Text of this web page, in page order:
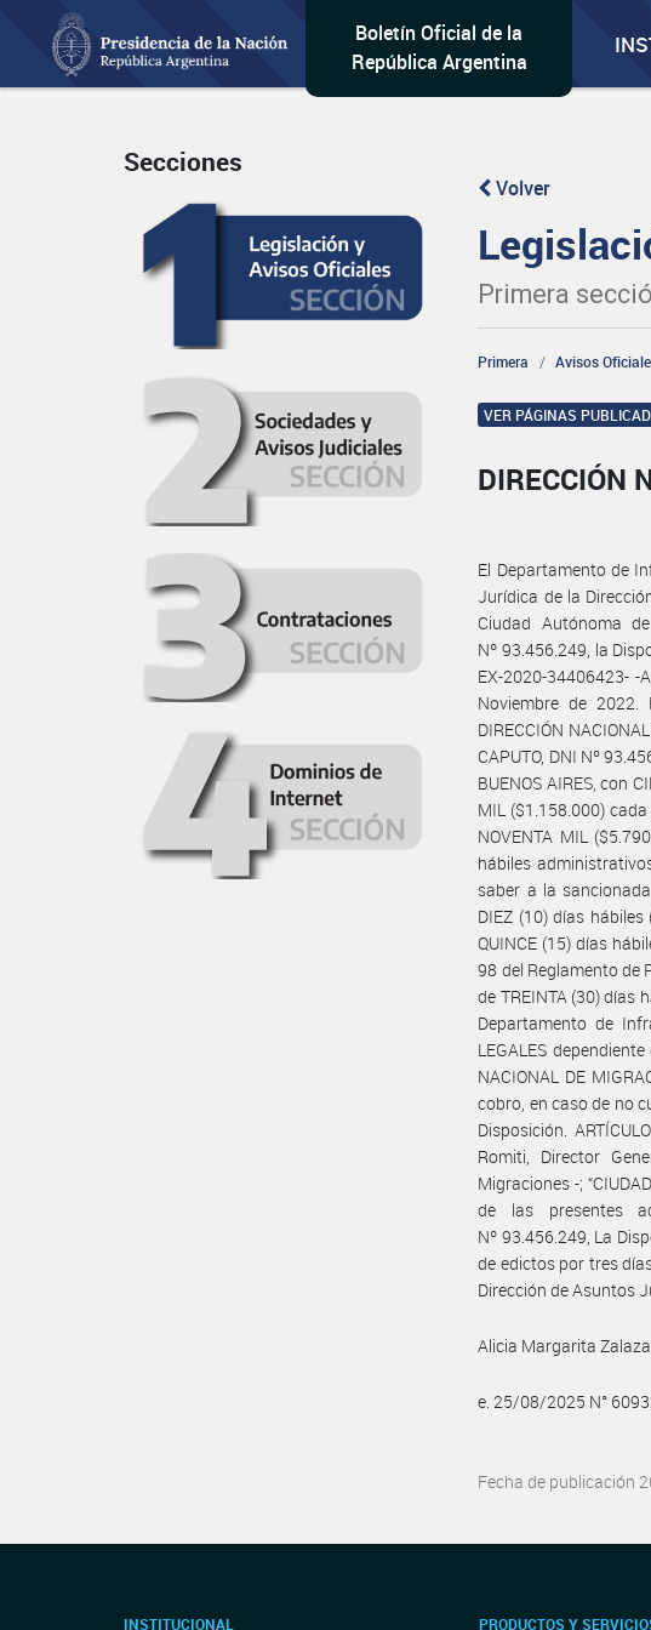
Boletín Oficial de la
República Argentina
Secciones
Volver
Primera
Primera Avisos
VER PÁGINAS
DIRECCIÓN
El Departamento de
Jurídica de la
Ciudad Autónoma
Nº 93.456.249, la
EX-2020-34406423- -
Noviembre de 2022.
DIRECCIÓN
CAPUTO, DNI Nº
BUENOS AIRES, con
MIL ($1.158.000) cada
NOVENTA MIL
hábiles
saber a la
DIEZ (10) días
QUINCE (15) días
98 del Reglamento de
de TREINTA (30) días
Departamento de
LEGALES dependiente
NACIONAL DE
cobro, en caso de no
Disposición.
Romiti, Director
Migraciones -;
de las presentes
Nº 93.456.249, La
de edictos por tres
Dirección de Asuntos
Alicia Margarita
e. 25/08/2025 N°
Fecha de publicación
INSTITUCIONAL PRODUCTOS Y